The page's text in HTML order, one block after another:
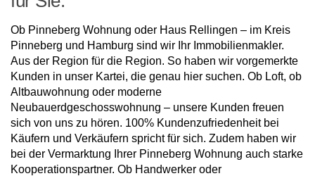
Ob Pinneberg Wohnung oder Haus Rellingen – im Kreis
Pinneberg und Hamburg sind wir Ihr Immobilienmakler.
Aus der Region für die Region. So haben wir vorgemerkte
Kunden in unser Kartei, die genau hier suchen. Ob Loft, ob
Altbauwohnung oder moderne
Neubauerdgeschosswohnung – unsere Kunden freuen
sich von uns zu hören. 100% Kundenzufriedenheit bei
Käufern und Verkäufern spricht für sich. Zudem haben wir
bei der Vermarktung Ihrer Pinneberg Wohnung auch starke
Kooperationspartner. Ob Handwerker oder